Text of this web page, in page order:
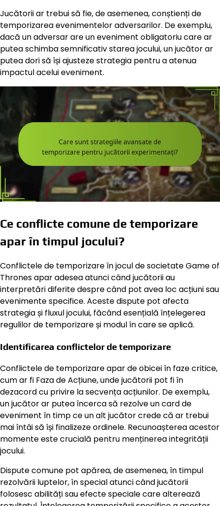
Jucătorii ar trebui să fie, de asemenea, conștienți de
temporizarea evenimentelor adversarilor. De exemplu,
dacă un adversar are un eveniment obligatoriu care ar
putea schimba semnificativ starea jocului, un jucător ar
putea dori să își ajusteze strategia pentru a atenua
impactul acelui eveniment.
Ce conflicte comune de temporizare
apar în timpul jocului?
Conflictele de temporizare în jocul de societate Game of
Thrones apar adesea atunci când jucătorii au
interpretări diferite despre când pot avea loc acțiuni sau
evenimente specifice. Aceste dispute pot afecta
strategia și fluxul jocului, făcând esențială înțelegerea
regulilor de temporizare și modul în care se aplică.
Identificarea conflictelor de temporizare
Conflictele de temporizare apar de obicei în faze critice,
cum ar fi Faza de Acțiune, unde jucătorii pot fi în
dezacord cu privire la secvența acțiunilor. De exemplu,
un jucător ar putea încerca să rezolve un card de
eveniment în timp ce un alt jucător crede că ar trebui
mai întâi să își finalizeze ordinele. Recunoașterea acestor
momente este crucială pentru menținerea integrității
jocului.
Dispute comune pot apărea, de asemenea, în timpul
rezolvării luptelor, în special atunci când jucătorii
folosesc abilități sau efecte speciale care alterează